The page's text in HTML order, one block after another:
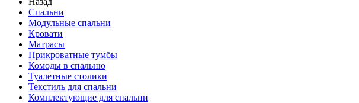
Спальни
Модульные спальни
Кровати
Матрасы
Прикроватные тумбы
Комоды в спальню
Туалетные столики
Текстиль для спальни
Комплектующие для спальни